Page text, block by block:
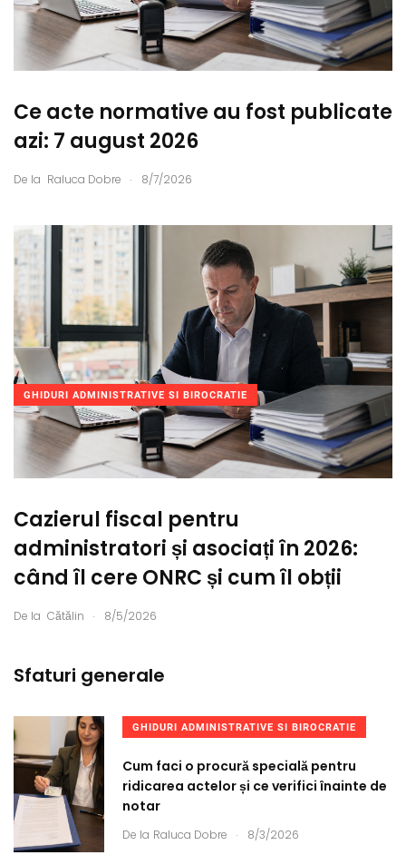
Ce acte normative au fost publicate
azi: 7 august 2026
De la Raluca Dobre . 8/7/2026
GHIDURI ADMINISTRATIVE SI BIROCRATIE
Cazierul fiscal pentru
administratori și asociați în 2026:
când îl cere ONRC și cum îl obții
De la Cătălin . 8/5/2026
Sfaturi generale
GHIDURI ADMINISTRATIVE SI BIROCRATIE
Cum faci o procură specială pentru
ridicarea actelor și ce verifici înainte de
notar
De la Raluca Dobre . 8/3/2026